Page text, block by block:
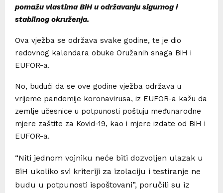
pomažu vlastima BiH u održavanju sigurnog i
stabilnog okruženja.
Ova vježba se održava svake godine, te je dio
redovnog kalendara obuke Oružanih snaga BiH i
EUFOR-a.
No, budući da se ove godine vježba održava u
vrijeme pandemije koronavirusa, iz EUFOR-a kažu da
zemlje učesnice u potpunosti poštuju međunarodne
mjere zaštite za Kovid-19, kao i mjere izdate od BiH i
EUFOR-a.
“Niti jednom vojniku neće biti dozvoljen ulazak u
BiH ukoliko svi kriteriji za izolaciju i testiranje ne
budu u potpunosti ispoštovani”, poručili su iz